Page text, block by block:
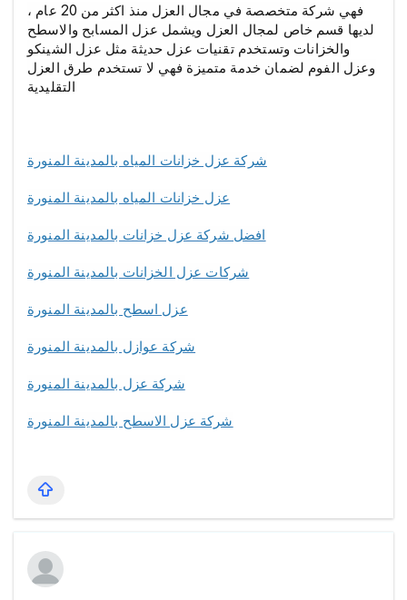
فهي شركة متخصصة في مجال العزل منذ اكثر من 20 عام ،
لديها قسم خاص لمجال العزل ويشمل عزل المسابح والاسطح
والخزانات وتستخدم تقنيات عزل حديثة مثل عزل الشينكو
وعزل الفوم لضمان خدمة متميزة فهي لا تستخدم طرق العزل
التقليدية
شركة عزل خزانات المياه بالمدينة المنورة
عزل خزانات المياه بالمدينة المنورة
افضل شركة عزل خزانات بالمدينة المنورة
شركات عزل الخزانات بالمدينة المنورة
عزل اسطح بالمدينة المنورة
شركة عوازل بالمدينة المنورة
شركة عزل بالمدينة المنورة
شركة عزل الاسطح بالمدينة المنورة